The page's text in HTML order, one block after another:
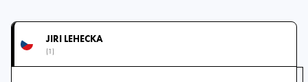
JIRI LEHECKA
(1)